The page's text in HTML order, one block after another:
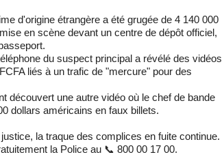
d'origine étrangère a été grugée de 4 140 000
en scène devant un centre de dépôt officiel,
du suspect principal a révélé des vidéos
liés à un trafic de "mercure" pour des
découvert une autre vidéo où le chef de bande
dollars américains en faux billets.
la traque des complices en fuite continue.
la Police au 📞 800 00 17 00.